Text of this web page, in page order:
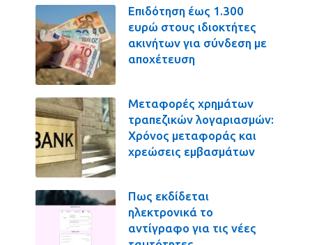
Επιδότηση έως 1.300
ευρώ στους ιδιοκτήτες
ακινήτων για σύνδεση με
αποχέτευση
Μεταφορές χρημάτων
τραπεζικών λογαριασμών:
Χρόνος μεταφοράς και
χρεώσεις εμβασμάτων
Πως εκδίδεται
ηλεκτρονικά το
αντίγραφο για τις νέες